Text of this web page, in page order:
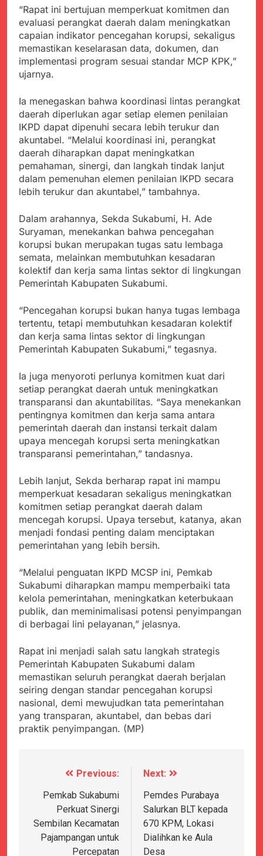
Sukabumi didesak usut
Tuntas Dugaan
penyelewengan
Pengadaan Buku Simi
Juli 19, 2024
Diduga Kuat
Inspektorat Kab,
Sukabumi
menyalahgunakan
Juli 19, 2024
310/KK Ajak Pelajar
Bersihkan Lingkungan
Sekolah
Juli 19, 2024
Selisih APBD Tahun
2023 Kab.Sukabumi
Sebesar Rp 31 Miliar
Juli 16, 2024
Ketua DPD JWI
Sukabumi Raya
Ingatkan Pentingnya
Verifikasi Isu Dugaan
terhadap Kepala KUA
Agustus 8, 2026
Aksi Humanis Polri:
Kapolsek Kebonpedes
Kursi Roda, Warga Haru
dan Bersyukur
Agustus 7, 2026
Data Ganda Capai 6
Juta, BGN Benahi Basis
Penerima Program
Makan Bergizi Gratis
Agustus 6, 2026
Zulhas Pastikan SPPG
di Wilayah 3T Tuntas
Pekan Ini, Integrasi
Rampung
Bobby Maulana Pastikan
Kawasan Kuliner Ahmad
Yani Tetap Bersih,
Pemkot Sukabumi
Perkuat Penataan
Pengelolaan Sampah
Agustus 6, 2026
Ribuan Warga Padati
Peringatan Hari ASI
PDIP Tegaskan ASI
adalah Investasi
Peradaban dan Upaya
Cegah Stunting
Wujud Kepedulian Polri,
Kapolresta Sumenep
Koordinasikan dan
Berangkatkan Empat
Korban Kebakaran KMP
Mutiara Sentosa 2 ke
Posko Pusat Tg. Perak
Surabaya
Agustus 5, 2026
SMA Negeri Nyalindung
Sukabumi Diduga
Lakukan Pungutan
melalui Komite Sekolah,
Bertentangan dengan
Edaran Disdik Jabar
Agustus 4, 2026
Ketua Umum FSP
Bantah Isu Mogok
Nasional TKBM: “Belum
Ada Keputusan Resmi”
Agustus 3, 2026
Menjelajahi Potensi
Alam dan Kehangatan
Gotong Royong di
Desa Sukakersa
Agustus 3, 2026
“Rapat ini bertujuan memperkuat komitmen dan
evaluasi perangkat daerah dalam meningkatkan
capaian indikator pencegahan korupsi, sekaligus
memastikan keselarasan data, dokumen, dan
implementasi program sesuai standar MCP KPK,”
ujarnya.
Ia menegaskan bahwa koordinasi lintas perangkat
daerah diperlukan agar setiap elemen penilaian
IKPD dapat dipenuhi secara lebih terukur dan
akuntabel. “Melalui koordinasi ini, perangkat
daerah diharapkan dapat meningkatkan
pemahaman, sinergi, dan langkah tindak lanjut
dalam pemenuhan elemen penilaian IKPD secara
lebih terukur dan akuntabel,” tambahnya.
Dalam arahannya, Sekda Sukabumi, H. Ade
Suryaman, menekankan bahwa pencegahan
korupsi bukan merupakan tugas satu lembaga
semata, melainkan membutuhkan kesadaran
kolektif dan kerja sama lintas sektor di lingkungan
Pemerintah Kabupaten Sukabumi.
“Pencegahan korupsi bukan hanya tugas lembaga
tertentu, tetapi membutuhkan kesadaran kolektif
dan kerja sama lintas sektor di lingkungan
Pemerintah Kabupaten Sukabumi,” tegasnya.
Ia juga menyoroti perlunya komitmen kuat dari
setiap perangkat daerah untuk meningkatkan
transparansi dan akuntabilitas. “Saya menekankan
pentingnya komitmen dan kerja sama antara
pemerintah daerah dan instansi terkait dalam
upaya mencegah korupsi serta meningkatkan
transparansi pemerintahan,” tandasnya.
Lebih lanjut, Sekda berharap rapat ini mampu
memperkuat kesadaran sekaligus meningkatkan
komitmen setiap perangkat daerah dalam
mencegah korupsi. Upaya tersebut, katanya, akan
menjadi fondasi penting dalam menciptakan
pemerintahan yang lebih bersih.
“Melalui penguatan IKPD MCSP ini, Pemkab
Sukabumi diharapkan mampu memperbaiki tata
kelola pemerintahan, meningkatkan keterbukaan
publik, dan meminimalisasi potensi penyimpangan
di berbagai lini pelayanan,” jelasnya.
Rapat ini menjadi salah satu langkah strategis
Pemerintah Kabupaten Sukabumi dalam
memastikan seluruh perangkat daerah berjalan
seiring dengan standar pencegahan korupsi
nasional, demi mewujudkan tata pemerintahan
yang transparan, akuntabel, dan bebas dari
praktik penyimpangan. (MP)
Navigasi
pos
Previous:
Pemkab Sukabumi
Perkuat Sinergi
Sembilan Kecamatan
Pajampangan untuk
Percepatan
Next:
Pemdes Purabaya
Salurkan BLT kepada
670 KPM, Lokasi
Dialihkan ke Aula
Desa